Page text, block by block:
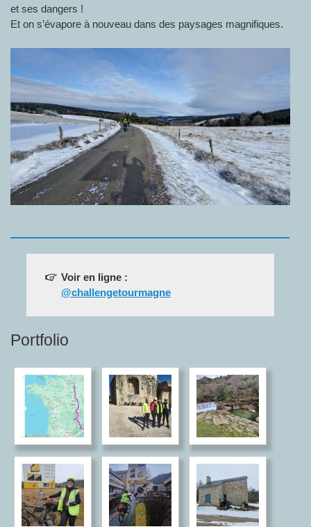
et ses dangers !
Et on s’évapore à nouveau dans des paysages magnifiques.
Voir en ligne :
@challengetourmagne
Portfolio